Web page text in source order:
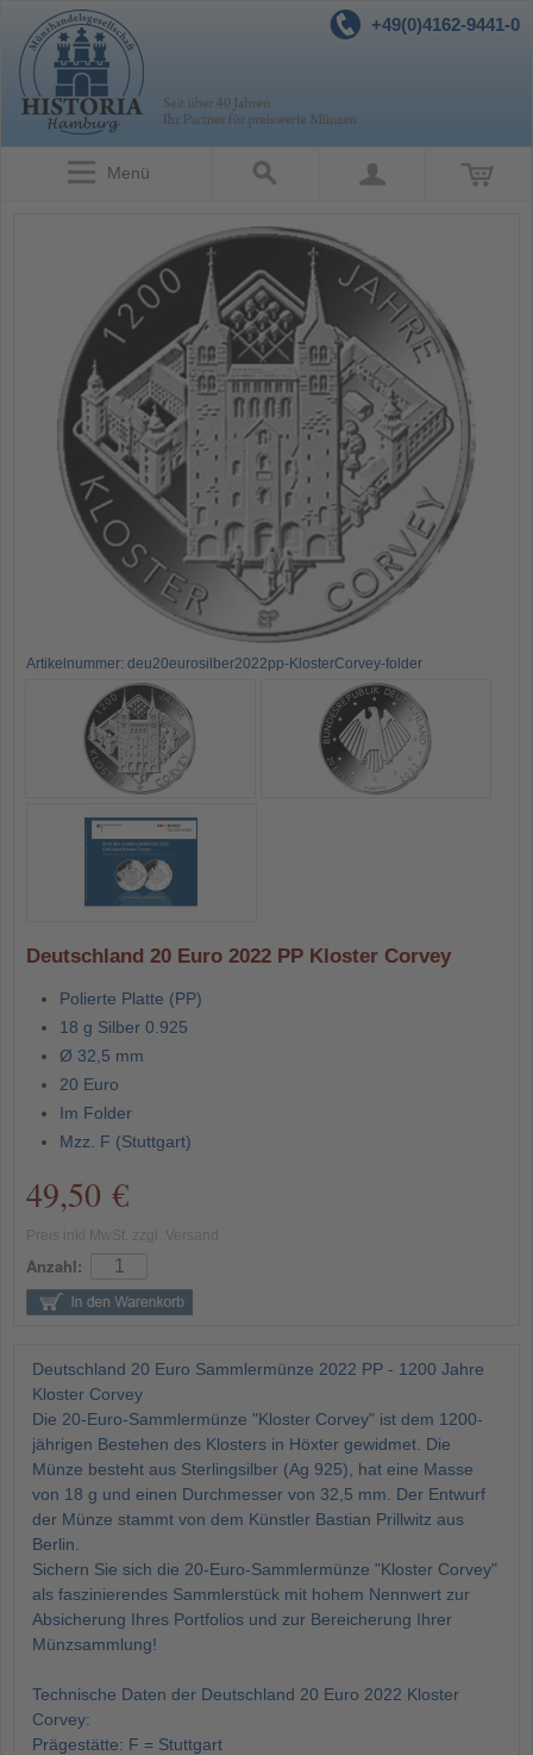
+49(0)4162-9441-0
Menü
Artikelnummer: deu20eurosilber2022pp-KlosterCorvey-folder
Deutschland 20 Euro 2022 PP Kloster Corvey
Polierte Platte (PP)
18 g Silber 0.925
Ø 32,5 mm
20 Euro
Im Folder
Mzz. F (Stuttgart)
49,50 €
Anzahl:
Deutschland 20 Euro Sammlermünze 2022 PP - 1200 Jahre
Kloster Corvey
Die 20-Euro-Sammlermünze "Kloster Corvey" ist dem 1200-
jährigen Bestehen des Klosters in Höxter gewidmet. Die
Münze besteht aus Sterlingsilber (Ag 925), hat eine Masse
von 18 g und einen Durchmesser von 32,5 mm. Der Entwurf
der Münze stammt von dem Künstler Bastian Prillwitz aus
Berlin.
Sichern Sie sich die 20-Euro-Sammlermünze "Kloster Corvey"
als faszinierendes Sammlerstück mit hohem Nennwert zur
Absicherung Ihres Portfolios und zur Bereicherung Ihrer
Münzsammlung!
Technische Daten der Deutschland 20 Euro 2022 Kloster
Corvey:
Prägestätte: F = Stuttgart